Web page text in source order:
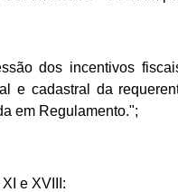
dos incentivos
e cadastral da
em Regulamento.";
e XVIII: